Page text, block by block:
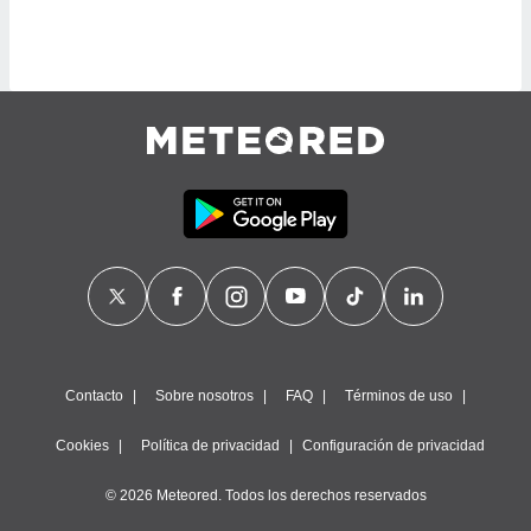
o acceder
Contacto Sobre nosotros FAQ Términos de uso
Cookies Política de privacidad Configuración de privacidad
© 2026 Meteored. Todos los derechos reservados